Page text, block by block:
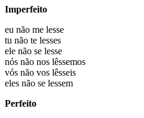
Imperfeito
eu não me lesse
tu não te lesses
ele não se lesse
nós não nos lêssemos
vós não vos lêsseis
eles não se lessem
Perfeito